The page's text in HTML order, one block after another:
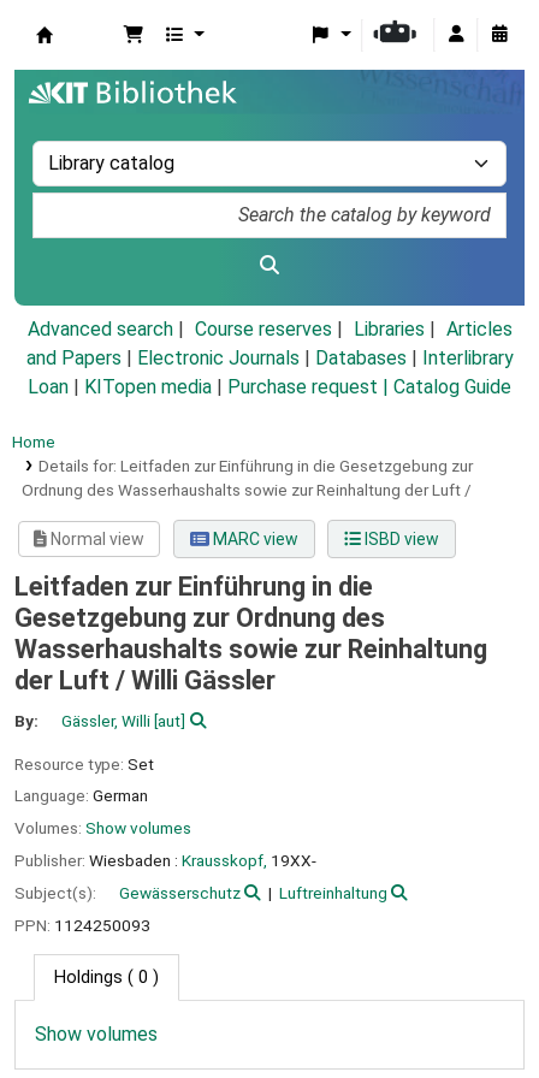
Advanced search Course reserves Libraries
Articles
and Papers
Electronic Journals Databases
Interlibrary
Loan
KITopen media Purchase request | Catalog Guide
Home
Details for: Leitfaden zur Einführung in die Gesetzgebung zur
Ordnung des Wasserhaushalts sowie zur Reinhaltung der Luft /
Normal view MARC view ISBD view
Leitfaden zur Einführung in die
Gesetzgebung zur Ordnung des
Wasserhaushalts sowie zur Reinhaltung
der Luft / Willi Gässler
By: Gässler, Willi[aut]
Resource type: Set
Language: German
Volumes: Show volumes
Publisher: Wiesbaden : Krausskopf, 19XX-
Subject(s):
Gewässerschutz
Luftreinhaltung
PPN: 1124250093
Holdings ( 0 )
Show volumes